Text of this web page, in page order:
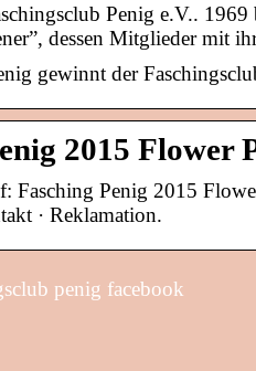
Penig e.V..
dessen Mitglieder mit
gewinnt der
2015 Flower
Fasching Penig 2015
· Reklamation.
penig facebook